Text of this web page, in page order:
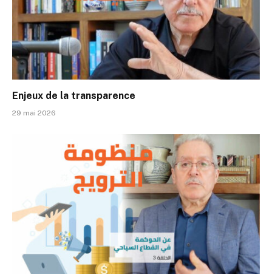
Enjeux de la transparence
29 mai 2026